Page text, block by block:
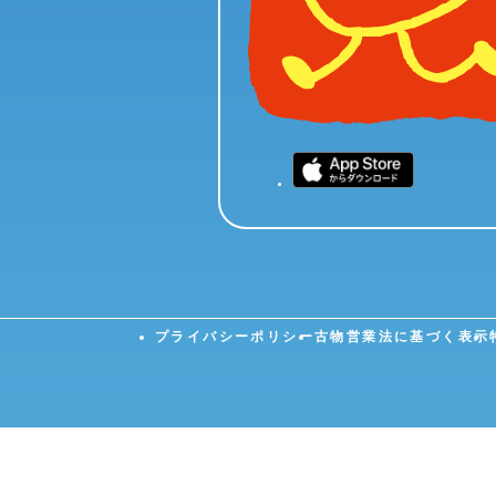
プライバシーポリシー古物営業法に基づく表示